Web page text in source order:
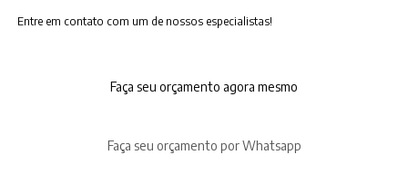
Entre em contato com um de nossos especialistas!
Faça seu orçamento agora mesmo
Faça seu orçamento por Whatsapp